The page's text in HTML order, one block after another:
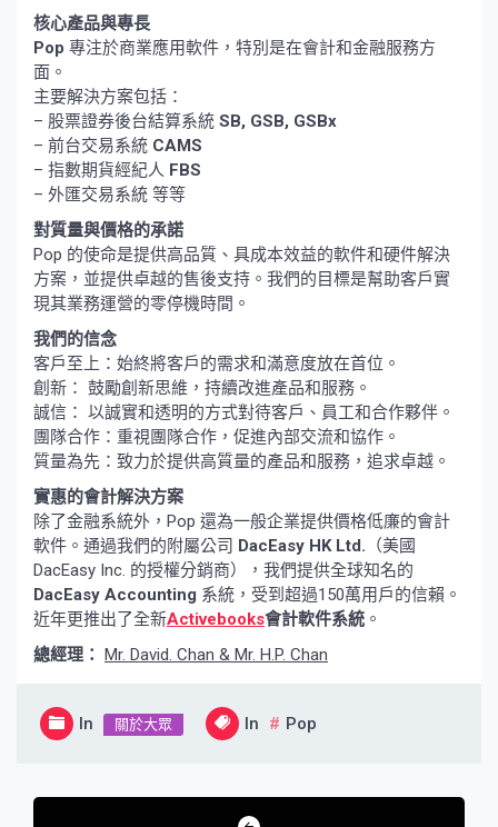
核心產品與專長
Pop 專注於商業應用軟件，特別是在會計和金融服務方
面。
主要解決方案包括：
– 股票證券後台結算系統 SB, GSB, GSBx
– 前台交易系統 CAMS
– 指數期貨經紀人 FBS
– 外匯交易系統 等等
對質量與價格的承諾
Pop 的使命是提供高品質、具成本效益的軟件和硬件解決
方案，並提供卓越的售後支持。我們的目標是幫助客戶實
現其業務運營的零停機時間。
我們的信念
客戶至上：始終將客戶的需求和滿意度放在首位。
創新： 鼓勵創新思維，持續改進產品和服務。
誠信： 以誠實和透明的方式對待客戶、員工和合作夥伴。
團隊合作：重視團隊合作，促進內部交流和協作。
質量為先：致力於提供高質量的產品和服務，追求卓越。
實惠的會計解決方案
除了金融系統外，Pop 還為一般企業提供價格低廉的會計
軟件。通過我們的附屬公司
DacEasy HK Ltd. （美國
DacEasy Inc. 的授權分銷商），我們提供全球知名的
DacEasy Accounting 系統，受到超過150萬用戶的信賴。
近年更推出了全新Activebooks會計軟件系統 。
總經理：
Mr. David. Chan & Mr. H.P. Chan
In 關於大眾 In Pop
文